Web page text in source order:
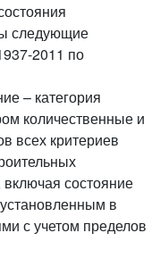
следующие
2011 по
– категория
количественные и
всех критериев
состояние
установленным в
с учетом пределов